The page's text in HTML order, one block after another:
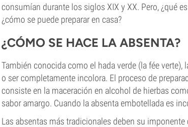
consumían durante los siglos XIX y XX. Pero, ¿qué
¿cómo se puede preparar en casa?
¿CÓMO SE HACE LA ABSENTA?
También conocida como el hada verde (la fée
o ser completamente incolora. El proceso de
consiste en la maceración en alcohol de hierbas
sabor amargo. Cuando la absenta embotellada es
Las absentas más tradicionales deben su